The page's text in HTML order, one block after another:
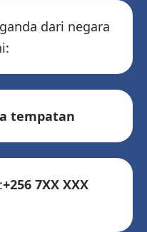
dari negara
tempatan
+256 7XX XXX